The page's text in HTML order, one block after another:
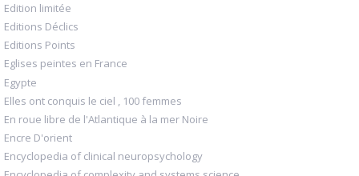
Edition limitée
Editions Déclics
Editions Points
Eglises peintes en France
Egypte
Elles ont conquis le ciel , 100 femmes
En roue libre de l'Atlantique à la mer Noire
Encre D'orient
Encyclopedia of clinical neuropsychology